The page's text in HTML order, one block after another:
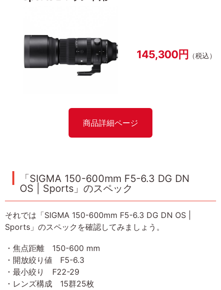
145,300円 （税込）
商品詳細ページ
「SIGMA 150-600mm F5-6.3 DG DN
OS | Sports」のスペック
それでは「SIGMA 150-600mm F5-6.3 DG DN OS |
Sports」のスペックを確認してみましょう。
・焦点距離 150-600 mm
・開放絞り値 F5-6.3
・最小絞り F22-29
・レンズ構成 15群25枚